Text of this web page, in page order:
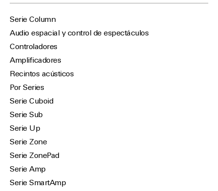
Serie Column
Audio espacial y control de espectáculos
Controladores
Amplificadores
Recintos acústicos
Por Series
Serie Cuboid
Serie Sub
Serie Up
Serie Zone
Serie ZonePad
Serie Amp
Serie SmartAmp